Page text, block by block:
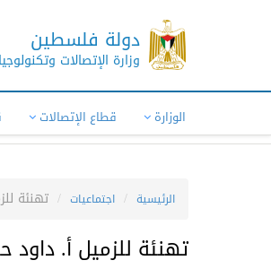
دولة فلسطين
وزارة الإتصالات
الوزارة قطاع الإتصالات
الرئيسية اجتماعيات تهنئة
تهنئة للزميل أ.